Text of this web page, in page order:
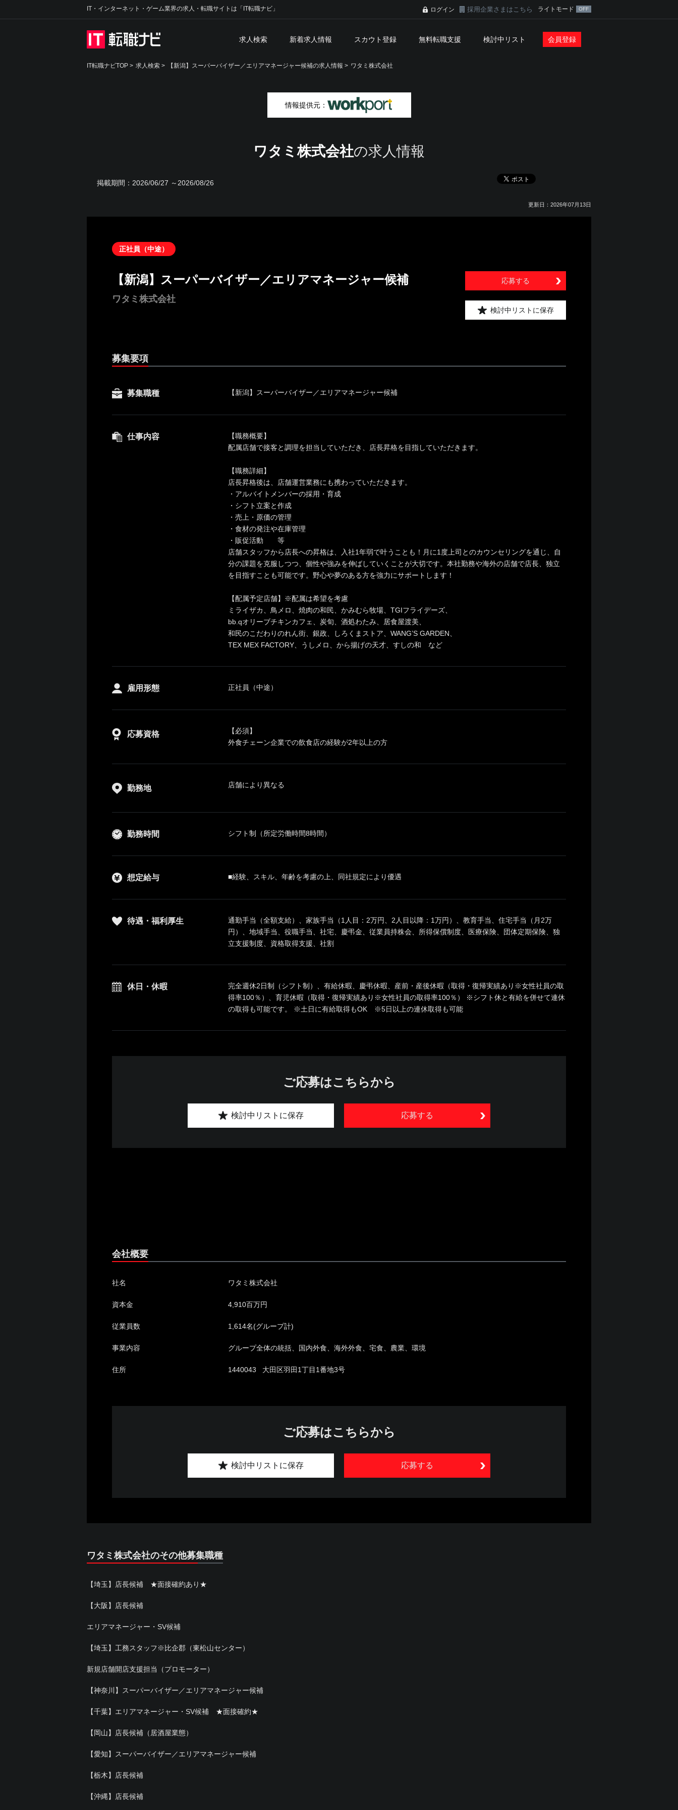
IT・インターネット・ゲーム業界の求人・転職サイトは「IT転職ナビ」 ログイン 採用企業さまはこちら ライトモード
求人検索 新着求人情報 スカウト登録 無料転職支援 検討中リスト 会員登録
IT転職ナビTOP > 求人検索 > 【新潟】スーパーバイザー／エリアマネージャー候補の求人情報 > ワタミ株式会社
情報提供元：
ワタミ株式会社の求人情報
掲載期間： 2026/06/27 ～2026/08/26
更新日：2026年07月13日
正社員（中途）
【新潟】スーパーバイザー／エリアマネージャー候補
ワタミ株式会社
応募する
検討中リストに保存
募集要項
募集職種 【新潟】スーパーバイザー／エリアマネージャー候補
仕事内容
【職務概要】
配属店舗で接客と調理を担当していただき、店長昇格を目指していただきます。
【職務詳細】
店長昇格後は、店舗運営業務にも携わっていただきます。
・アルバイトメンバーの採用・育成
・シフト立案と作成
・売上・原価の管理
・食材の発注や在庫管理
・販促活動 等
店舗スタッフから店長への昇格は、入社1年弱で叶うことも！月に1度上司とのカウンセリングを通じ、自
分の課題を克服しつつ、個性や強みを伸ばしていくことが大切です。本社勤務や海外の店舗で店長、独立
を目指すことも可能です。野心や夢のある方を強力にサポートします！
【配属予定店舗】※配属は希望を考慮
ミライザカ、鳥メロ、焼肉の和民、かみむら牧場、TGIフライデーズ、
bb.qオリーブチキンカフェ、炭旬、酒処わたみ、居食屋渡美、
和民のこだわりのれん街、銀政、しろくまストア、WANG’S GARDEN、
TEX MEX FACTORY、うしメロ、から揚げの天才、すしの和 など
雇用形態 正社員（中途）
応募資格
【必須】
外食チェーン企業での飲食店の経験が2年以上の方
勤務地 店舗により異なる
勤務時間 シフト制（所定労働時間8時間）
想定給与 ■経験、スキル、年齢を考慮の上、同社規定により優遇
待遇・福利厚生
通勤手当（全額支給）、家族手当（1人目：2万円、2人目以降：1万円）、教育手当、住宅手当（月2万
円）、地域手当、役職手当、社宅、慶弔金、従業員持株会、所得保償制度、医療保険、団体定期保険、独
立支援制度、資格取得支援、社割
休日・休暇
完全週休2日制（シフト制）、有給休暇、慶弔休暇、産前・産後休暇（取得・復帰実績あり※女性社員の取
得率100％）、育児休暇（取得・復帰実績あり※女性社員の取得率100％） ※シフト休と有給を併せて連休
の取得も可能です。 ※土日に有給取得もOK ※5日以上の連休取得も可能
ご応募はこちらから
応募する
検討中リストに保存
会社概要
社名 ワタミ株式会社
資本金 4,910百万円
従業員数 1,614名(グループ計)
事業内容 グループ全体の統括、国内外食、海外外食、宅食、農業、環境
住所 1440043 大田区羽田1丁目1番地3号
ご応募はこちらから
応募する
検討中リストに保存
ワタミ株式会社のその他募集職種
【埼玉】店長候補 ★面接確約あり★
【大阪】店長候補
エリアマネージャー・SV候補
【埼玉】工務スタッフ※比企郡（東松山センター）
新規店舗開店支援担当（プロモーター）
【神奈川】スーパーバイザー／エリアマネージャー候補
【千葉】エリアマネージャー・SV候補 ★面接確約★
【岡山】店長候補（居酒屋業態）
【愛知】スーパーバイザー／エリアマネージャー候補
【栃木】店長候補
【沖縄】店長候補